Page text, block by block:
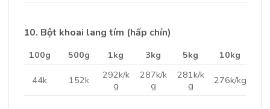
10. Bột khoai lang tím (hấp chín)
100g 500g 1kg 3kg 5kg 10kg
44k 152k
292k/k
g
287k/k
g
281k/k
g
276k/kg